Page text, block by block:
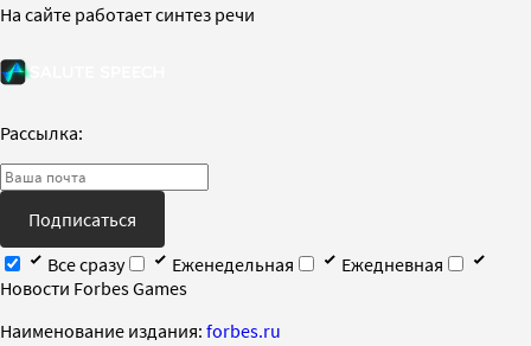
На сайте работает синтез речи
Рассылка:
Подписаться
Все сразу
Еженедельная
Ежедневная
Новости Forbes Games
Наименование издания: forbes.ru